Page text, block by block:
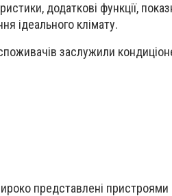
додаткові функції,
ідеального клімату.
заслужили
представлені пристроями